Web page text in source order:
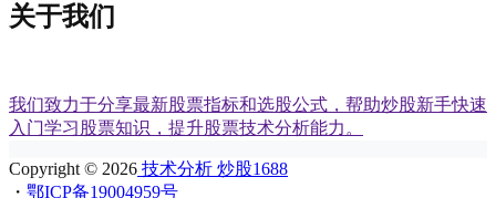
关于我们
我们致力于分享最新股票指标和选股公式，帮助炒股新手快速
入门学习股票知识，提升股票技术分析能力。
Copyright © 2026 技术分析 炒股1688
・ 鄂ICP备19004959号